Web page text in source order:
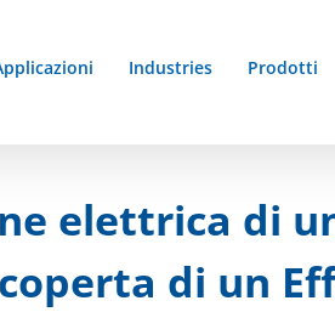
Industries Prodotti
elettrica di
di un